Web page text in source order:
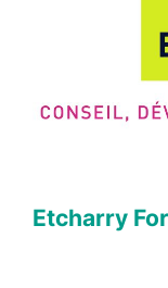
Etcharry